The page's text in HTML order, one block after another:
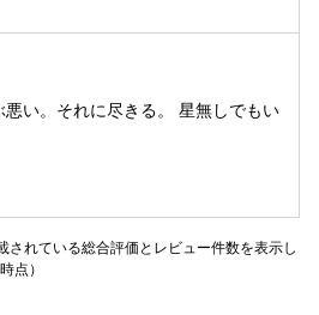
悪い。それに尽きる。 星無しでもい
されている総合評価とレビュー件数を表示し
点）